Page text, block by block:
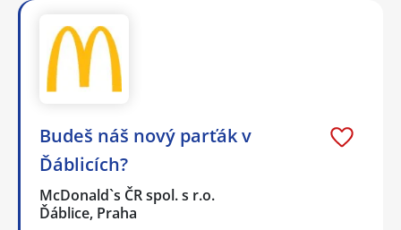
Budeš náš nový parťák v
Ďáblicích?
McDonald`s ČR spol. s r.o.
Ďáblice, Praha